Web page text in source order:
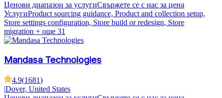
Ценови диапазон за услугиСвържете се с нас за цена
УслугиProduct sourcing guidance, Product and collection setup,
Store settings configuration, Store build or redesign, Store
migration + още 31
Mandasa Technologies
4.9(1681)
|Dover, United States